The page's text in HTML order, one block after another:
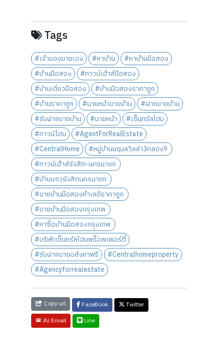
Tags
#เจ้าของขายเอง #หาบ้าน
#หาบ้านมือสอง
#บ้านมือสอง
#ทาวน์เฮ้าส์มือสอง
#บ้านเดี่ยวมือสอง
#บ้านมือสองราคาถูก
#บ้านราคาถูก
#นายหน้าขายบ้าน
#ฝากขายบ้าน
#รับฝากขายบ้าน
#นายหน้า
#เซ็นทรัลโฮม
#ทาวน์โฮม
#AgentForRealEstate
#CentralHome
#หมู่บ้านนฤมลวิลล่า3คลอง9
#ทาวน์เฮ้าส์รังสิต-นครนายก
#บ้านแถวรังสิตนครนายก
#ขายบ้านมือสองทำเลดีราคาถูก
#ขายบ้านมือสองกรุงเทพ
#หาซื้อบ้านมือสองกรุงเทพ
#บริษัทเซ็นทรัลโฮมพร็อพเพอร์ตี้
#รับฝากขายอสังหาฟรี
#Centralhomeproperty
#Agencyforrealestate
Copy url FaceBook
Twitter
ส่ง Email
Line